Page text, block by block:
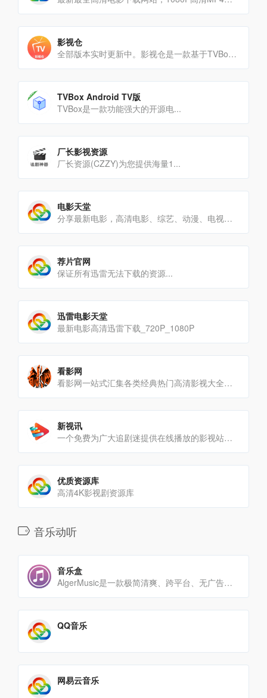
影视仓
全部版本实时更新中。影视仓是一款基于TVBox二开的多仓版电视双播神器，软件内所有影视资源都是采集自第三方平[…]
TVBox Android TV版
TVBox是一款功能强大的开源电...
厂长影视资源
厂长资源(CZZY)为您提供海量1...
电影天堂
分享最新电影，高清电影、综艺、动漫、电视剧等免费下载！
荐片官网
保证所有迅雷无法下载的资源...
迅雷电影天堂
最新电影高清迅雷下载_720P_1080P
看影网
看影网一站式汇集各类经典热门高清影视大全，提供免费看电影网站及手机影院，每天第一时间更新和推荐各类热门好看的电[…]
新视讯
一个免费为广大追剧迷提供在线播放的影视站，涵盖大量免费的VIP电视剧资源、最新上映大片、好看的综艺节目及动漫视[…]
优质资源库
高清4K影视剧资源库
音乐动听
音乐盒
AlgerMusic是一款极简清爽、跨平台、无广告的第三方音乐播放平台，专注为用户提供流畅、纯粹、高自由度的[…]
QQ音乐
网易云音乐